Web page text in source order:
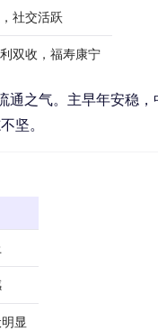
社交活跃
双收，福寿康宁
之气。主早年安稳
坚。
显